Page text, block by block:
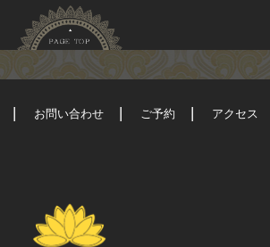
お問い合わせ ご予約 アクセス